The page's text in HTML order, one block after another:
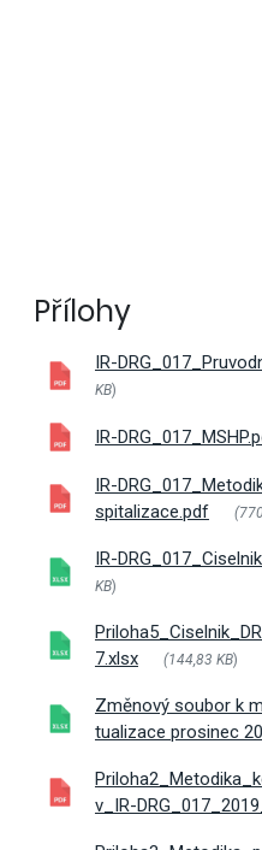
Přílohy
IR-
KB)
IR-
IR-
spitalizace.pdf
IR-
KB)
7.xlsx
(144,83 KB)
Změnový soubor k
tualizace prosinec
v_IR-